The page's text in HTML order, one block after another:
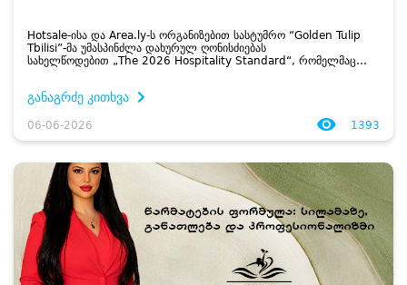
Hotsale-ისა და Area.ly-ს ორგანიზებით სასტუმრო “Golden Tulip
Tbilisi”-მა უმასპინძლა დახურულ ღონისძიებას
სახელწოდებით „The 2026 Hospitality Standard“, რომელმაც
განაგრძე კითხვა
06-06-2026 1393